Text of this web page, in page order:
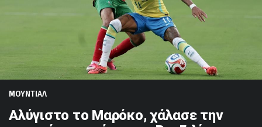
ΜΟΥΝΤΙΑΛ
Αλύγιστο το Μαρόκο, χάλασε την